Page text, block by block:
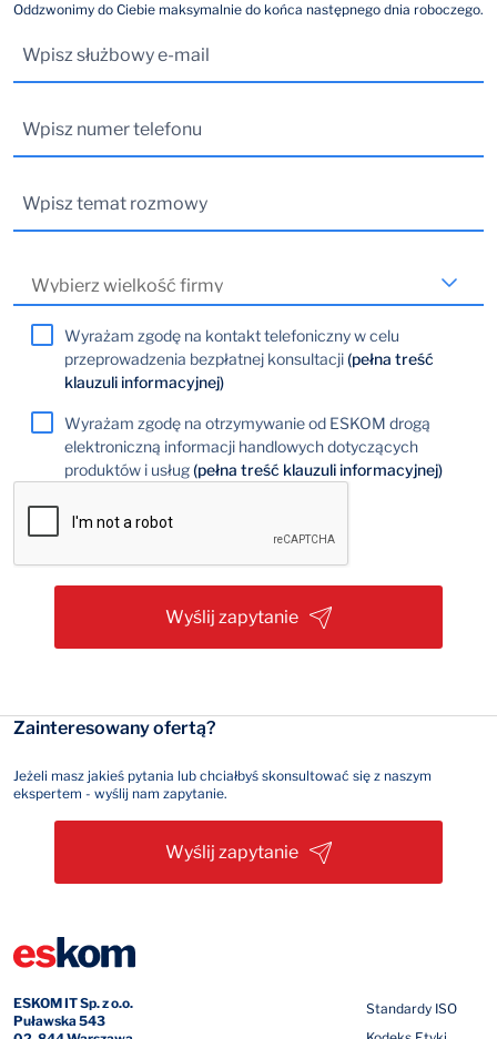
Oddzwonimy do Ciebie maksymalnie do końca następnego dnia roboczego.
Wyrażam zgodę na kontakt telefoniczny w celu
przeprowadzenia bezpłatnej konsultacji(pełna treść
klauzuli informacyjnej)
Wyrażam zgodę na otrzymywanie od ESKOM drogą
elektroniczną informacji handlowych dotyczących
produktów i usług(pełna treść klauzuli informacyjnej)
Wyślij zapytanie
ESKOM IT Sp. z o.o.
Puławska 543
Standardy ISO
Zainteresowany ofertą?
Jeżeli masz jakieś pytania lub chciałbyś skonsultować się z naszym
ekspertem - wyślij nam zapytanie.
Wyślij zapytanie